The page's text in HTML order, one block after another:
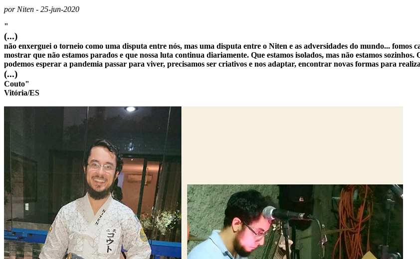
por Niten - 25-jun-2020
"
(...)
não enxerguei o torneio como uma disputa entre nós, mas uma disputa entre o Niten e as adversidades do mundo... fomos
mostrar que não estamos parados e que nossa luta continua diariamente. Que estamos isolados, mas não estamos
podemos esperar a pandemia passar para viver, precisamos ser criativos e nos adaptar, encontrar novas formas para
(...)
Couto"
Vitória/ES